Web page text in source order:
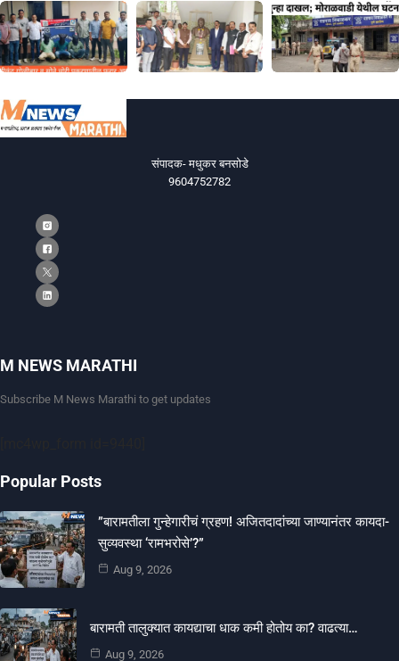
संपादक- मधुकर बनसोडे
9604752782
M NEWS MARATHI
Subscribe M News Marathi to get updates
Popular Posts
​”बारामतीला गुन्हेगारीचं ग्रहण! अजितदादांच्या जाण्यानंतर कायदा-
सुव्यवस्था ‘रामभरोसे’?”
Aug 9, 2026
बारामती तालुक्यात कायद्याचा धाक कमी होतोय का? वाढत्या…
Aug 9, 2026